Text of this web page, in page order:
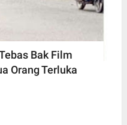
Bak Film
Orang Terluka